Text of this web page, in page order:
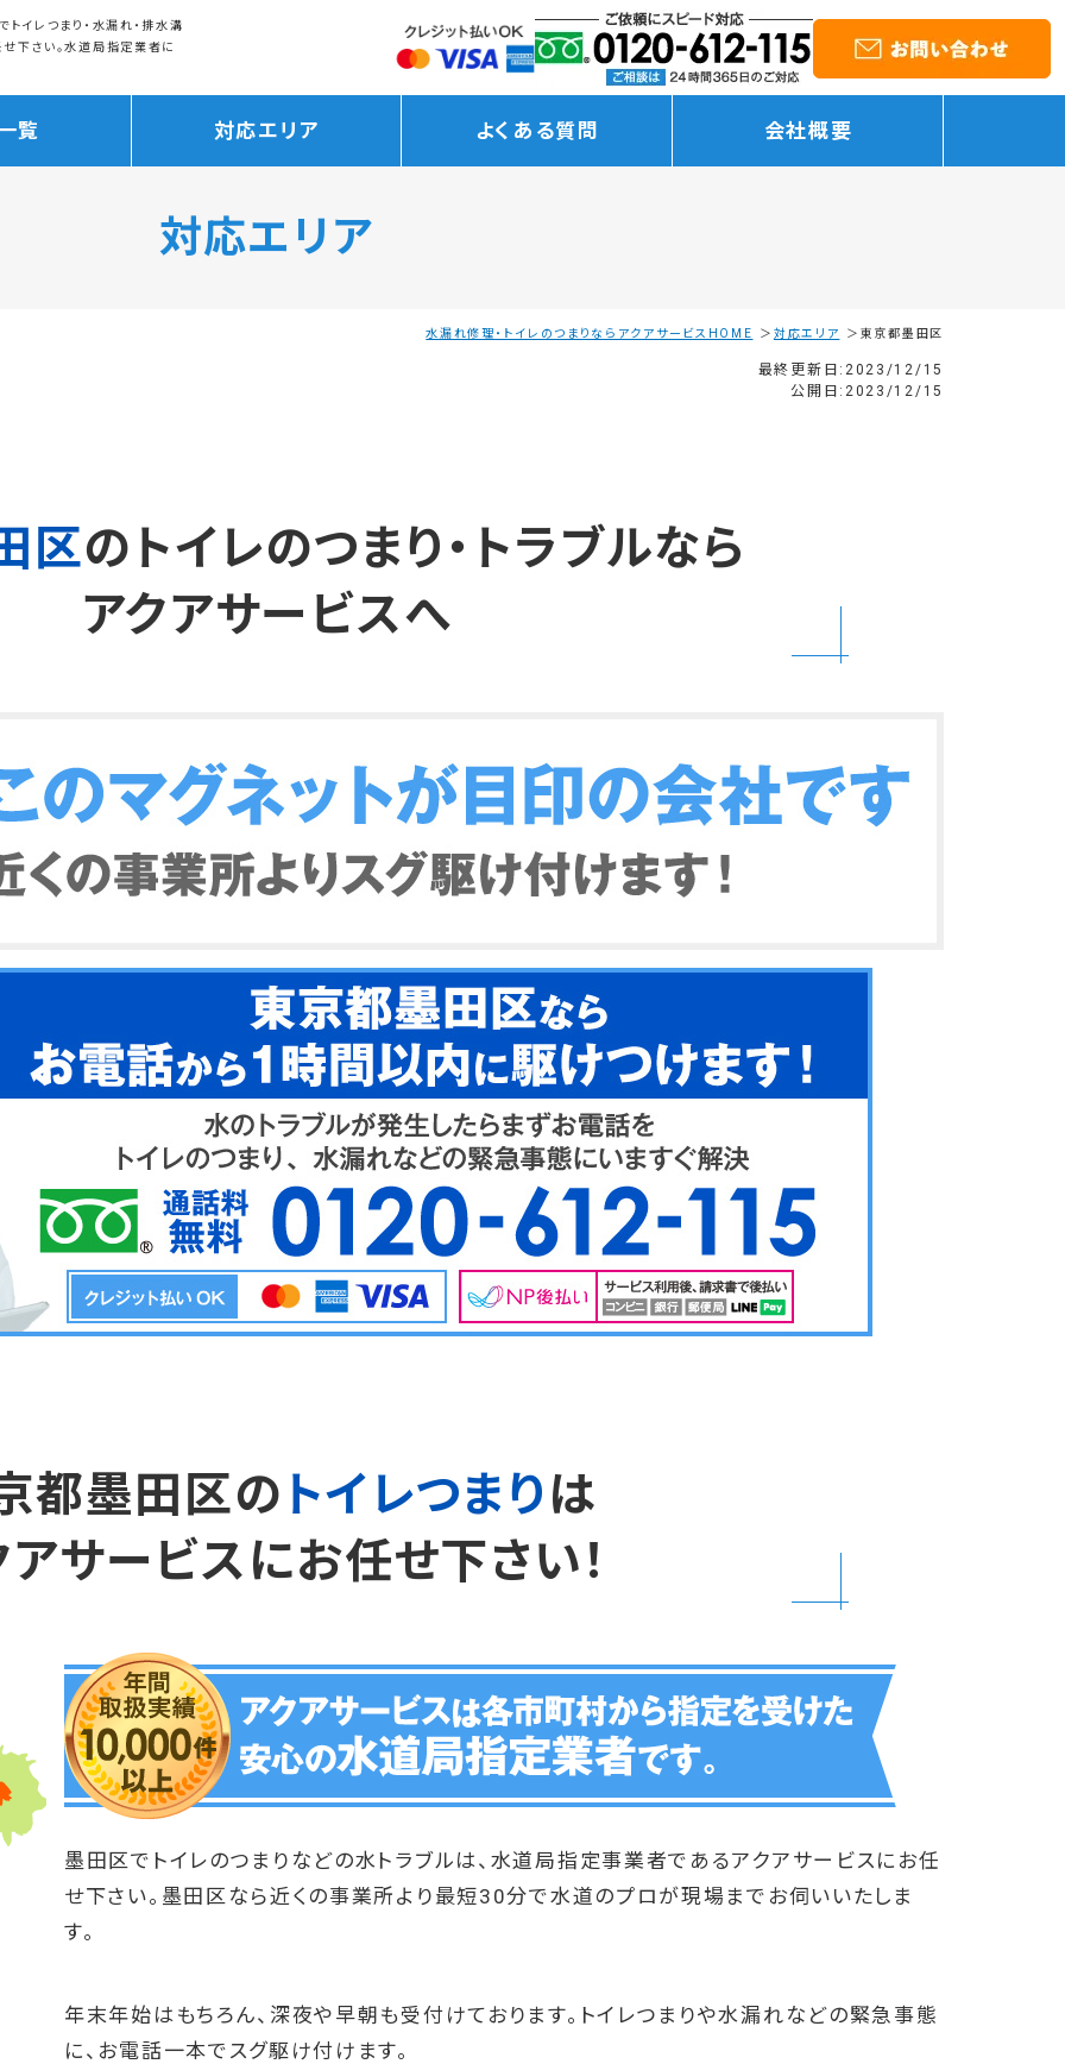
トイレつまり・水漏れ・排水溝
下さい。水道局指定業者に
覧 対応エリア よくある質問 会社概要
対応エリア
水漏れ修理・トイレのつまりならアクアサービスHOME 対応エリア 東京都墨田区
最終更新日:2023/12/15
公開日:2023/12/15
区の トイレのつまり・トラブルなら
アクアサービスへ
都墨田区の トイレつまりは
アサービスにお任せ下さい！
墨田区でトイレのつまりなどの水トラブルは、水道局指定事業者であるアクアサービスにお任
せ下さい。墨田区なら近くの事業所より最短30分で水道のプロが現場までお伺いいたしま
す。
年末年始はもちろん、深夜や早朝も受付けております。トイレつまりや水漏れなどの緊急事態
に、お電話一本でスグ駆け付けます。